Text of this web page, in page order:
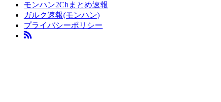
モンハン2Chまとめ速報
ガルク速報(モンハン)
プライバシーポリシー